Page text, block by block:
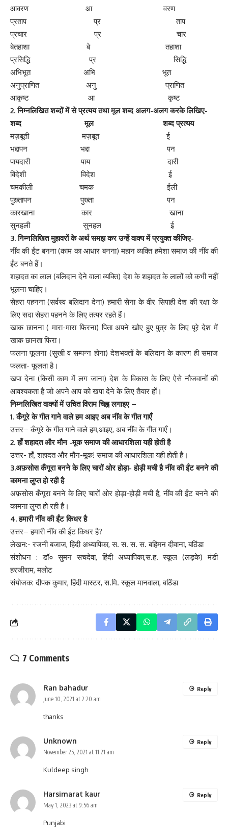
आवरण आ वरण
प्रताप प्र ताप
प्रचार प्र चार
बेतहाशा बे तहाशा
प्रसिद्धि प्र सिद्धि
अभिभूत अभि भूत
अनुप्राणित अनु प्राणित
आकृष्ट आ कृष्ट
2. निम्नलिखित शब्दों में से प्रत्यय तथा मूल शब्द अलग-अलग करके लिखिए-
शब्द मूल शब्द प्रत्यय
मज़बूती मज़बूत ई
भद्दापन भद्दा पन
पायदारी पाय दारी
विदेशी विदेश ई
चमकीली चमक ईली
पुख़्तापन पुख्ता पन
कारखाना कार खाना
सुनहली सुनहल ई
3. निम्नलिखित मुहावरों के अर्थ समझ कर उन्हें वाक्य में प्रयुक्त कीजिए-
नींव की ईंट बनना (काम का आधार बनना) महान व्यक्ति हमेशा समाज की नींव की
ईंट बनते हैं।
शहादत का लाल (बलिदान देने वाला व्यक्ति) देश के शहादत के लालों को कभी नहीं
भूलना चाहिए।
सेहरा पहनना (सर्वस्व बलिदान देना) हमारी सेना के वीर सिपाही देश की रक्षा के
लिए सदा सेहरा पहनने के लिए तत्पर रहते हैं।
खाक छानना ( मारा-मारा फिरना) पिता अपने खोए हुए पुत्र के लिए पूरे देश में
खाक छानता फिरा।
फलना फूलना (सुखी व सम्पन्न होना) देशभक्तों के बलिदान के कारण ही समाज
फलता- फूलता है।
खपा देना (किसी काम में लग जाना) देश के विकास के लिए ऐसे नौजवानों की
आवश्यकता है जो अपने आप को खपा देने के लिए तैयार हों।
निम्नलिखित वाक्यों में उचित विराम चिह्न लगाइए –
1. कँगूरे के गीत गाने वाले हम आइए अब नींव के गीत गाएँ
उत्तर– कँगूरे के गीत गाने वाले हम,आइए, अब नींव के गीत गाएँ।
2. हाँ शहादत और मौन -मूक समाज की आधारशिला यही होती है
उत्तर- हाँ, शहादत और मौन-मूक! समाज की आधारशिला यही होती है।
3.अफ़सोस कँगूरा बनने के लिए चारों ओर होड़ा- होड़ी मची है नींव की ईंट बनने की
कामना लुप्त हो रही है
अफ़सोस कँगूरा बनने के लिए चारों ओर होड़ा-होड़ी मची है, नींव की ईंट बनने की
कामना लुप्त हो रही है।
4. हमारी नींव की ईंट किधर है
उत्तर– हमारी नींव की ईंट किधर है?
लेखन:- रजनी बजाज, हिंदी अध्यापिका, स. स. स. स. बहिमन दीवाना, बठिंडा
संशोधन : डॉ० सुमन सचदेवा, हिंदी अध्यापिका,स.ह. स्कूल (लड़के) मंडी
हरजीराम, मलोट
संयोजक: दीपक कुमार, हिंदी मास्टर, स.मि. स्कूल मानवाला, बठिंडा
7 Comments
Ran bahadur
June 10, 2021 at 2:20 am
thanks
Reply
Unknown
November 25, 2021 at 11:21 am
Kuldeep singh
Reply
Harsimarat kaur
May 1, 2023 at 9:56 am
Punjabi
Reply